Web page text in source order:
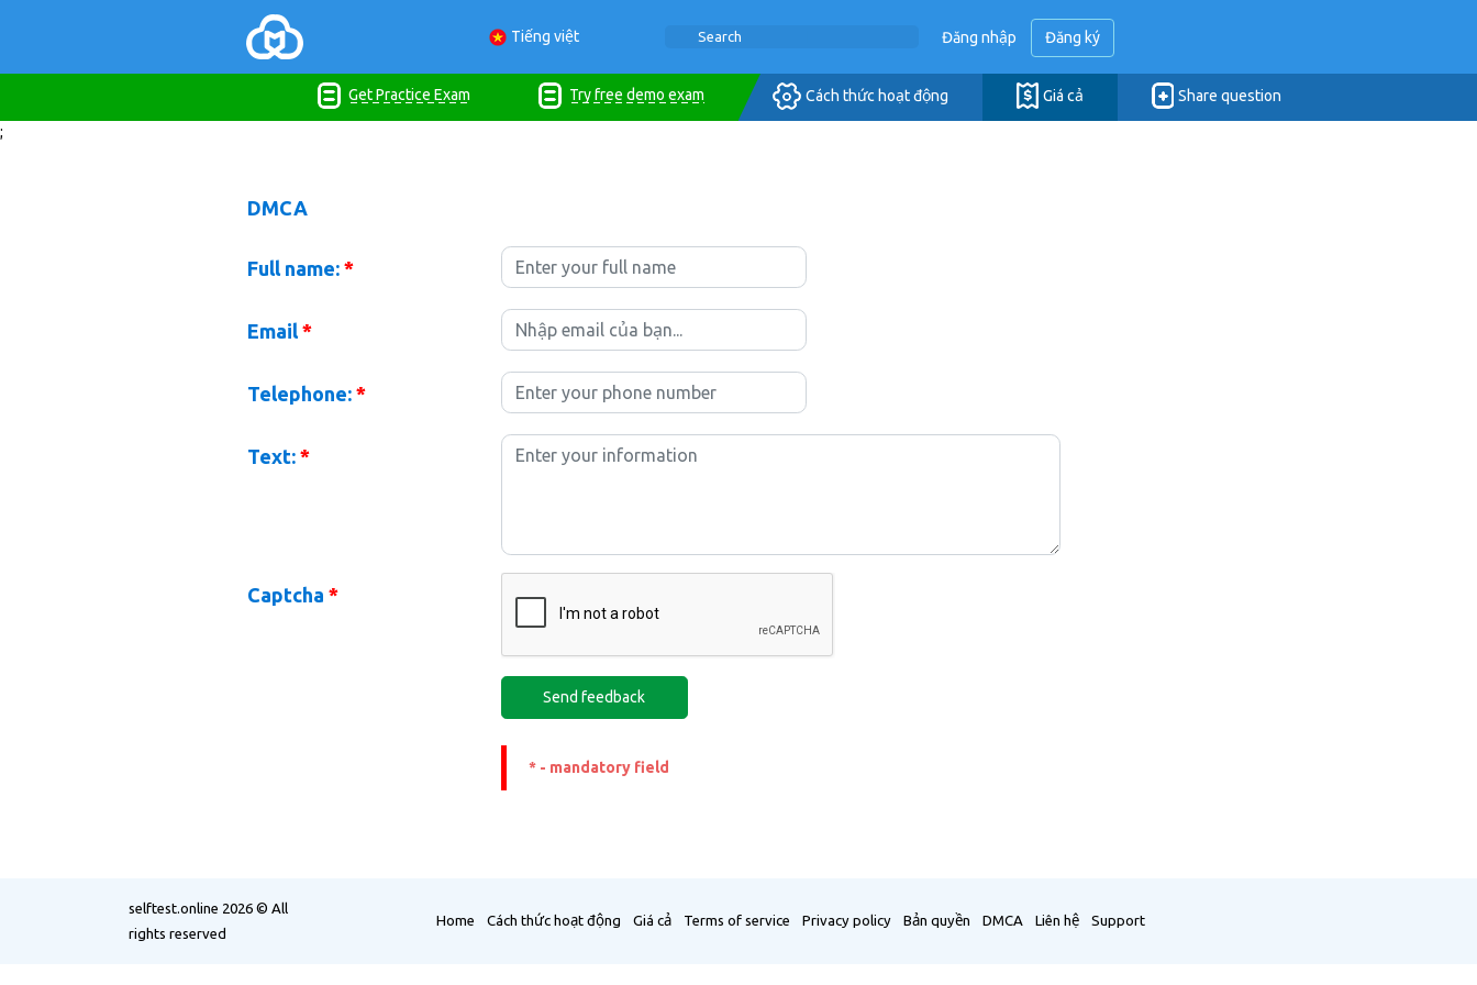
Tiếng việt Đăng nhập Đăng ký
Get Practice Exam Try free demo exam Cách thức hoạt động Giá cả Share question
;
DMCA
Full name: *
Email *
Telephone: *
Text: *
Captcha *
* - mandatory field
selftest.online 2026 © All
rights reserved
Home Cách thức hoạt động Giá cả Terms of service Privacy policy Bản quyền DMCA Liên hệ Support